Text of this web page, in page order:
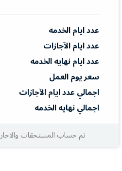
عدد ايام الخدمه
عدد ايام الآجازات
عدد ايام نهايه الخدمه
سعر يوم العمل
اجمالي عدد ايام الآجازات
اجمالي نهايه الخدمه
تم حساب المستحقات